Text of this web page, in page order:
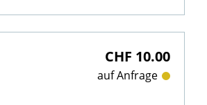
CHF 10.00
auf Anfrage